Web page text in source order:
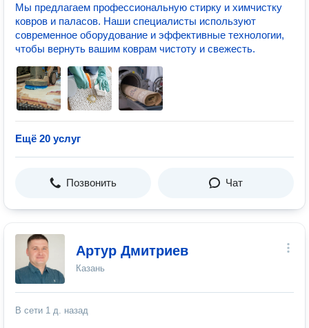
Мы предлагаем профессиональную стирку и химчистку
ковров и паласов. Наши специалисты используют
современное оборудование и эффективные технологии,
чтобы вернуть вашим коврам чистоту и свежесть.
Ещё 20 услуг
Позвонить Чат
Артур Дмитриев
Казань
В сети 1 д. назад